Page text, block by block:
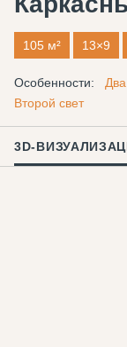
105 м² 13×9
Особенности:
Второй свет
3D-